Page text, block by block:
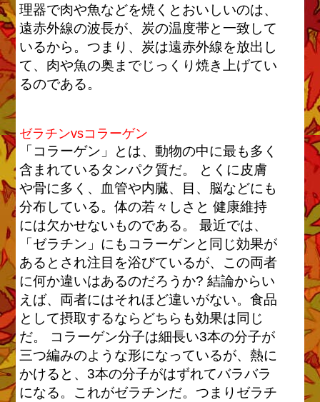
理器で肉や魚などを焼くとおいしいのは、
遠赤外線の波長が、炭の温度帯と一致して
いるから。つまり、炭は遠赤外線を放出し
て、肉や魚の奥までじっくり焼き上げてい
るのである。
ゼラチンvsコラーゲン
「コラーゲン」とは、動物の中に最も多く
含まれているタンパク質だ。 とくに皮膚
や骨に多く、血管や内臓、目、脳などにも
分布している。体の若々しさと 健康維持
には欠かせないものである。 最近では、
「ゼラチン」にもコラーゲンと同じ効果が
あるとされ注目を浴びているが、この両者
に何か違いはあるのだろうか? 結論からい
えば、両者にはそれほど違いがない。食品
として摂取するならどちらも効果は同じ
だ。 コラーゲン分子は細長い3本の分子が
三つ編みのような形になっているが、熱に
かけると、3本の分子がはずれてバラバラ
になる。これがゼラチンだ。つまりゼラチ